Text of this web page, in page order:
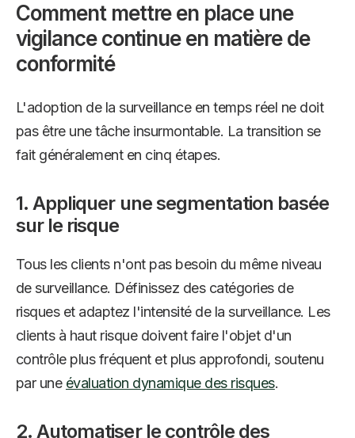
Comment mettre en place une
vigilance continue en matière de
conformité
L'adoption de la surveillance en temps réel ne doit
pas être une tâche insurmontable. La transition se
fait généralement en cinq étapes.
1. Appliquer une segmentation basée
sur le risque
Tous les clients n'ont pas besoin du même niveau
de surveillance. Définissez des catégories de
risques et adaptez l'intensité de la surveillance. Les
clients à haut risque doivent faire l'objet d'un
contrôle plus fréquent et plus approfondi, soutenu
par une évaluation dynamique des risques.
2. Automatiser le contrôle des